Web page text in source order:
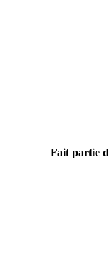
Fait partie